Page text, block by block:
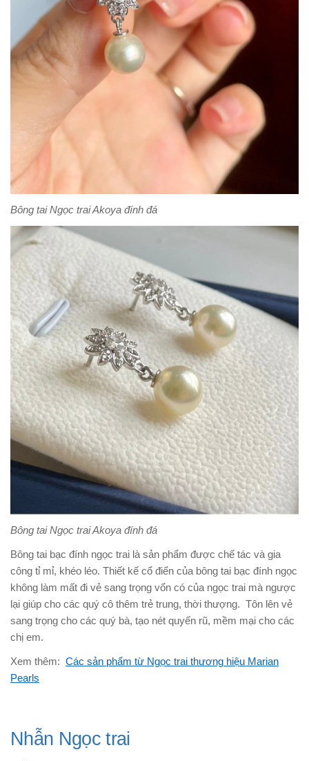
Bông tai Ngọc trai Akoya đính đá
Bông tai Ngọc trai Akoya đính đá
Bông tai bạc đính ngọc trai là sản phẩm được chế tác và gia
công tỉ mỉ, khéo léo. Thiết kế cổ điển của bông tai bạc đính ngọc
không làm mất đi vẻ sang trọng vốn có của ngọc trai mà ngược
lại giúp cho các quý cô thêm trẻ trung, thời thượng. Tôn lên vẻ
sang trọng cho các quý bà, tạo nét quyến rũ, mềm mại cho các
chị em.
Xem thêm: Các sản phẩm từ Ngọc trai thương hiệu Marian
Pearls
Nhẫn Ngọc trai